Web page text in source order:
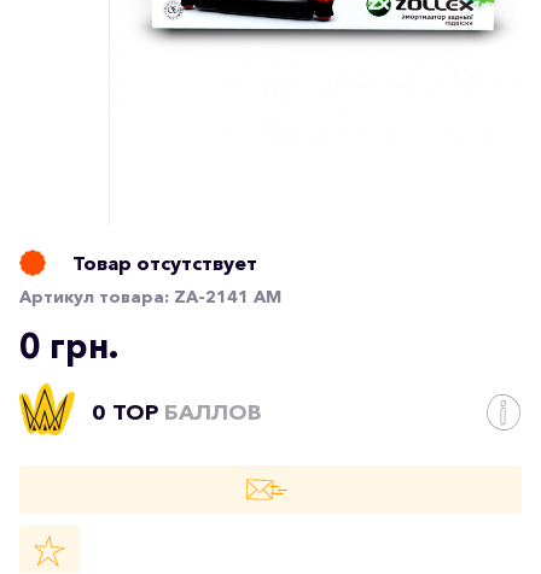
Товар отсутствует
Артикул товара: ZA-2141 AM
0 грн.
0 TOP БАЛЛОВ